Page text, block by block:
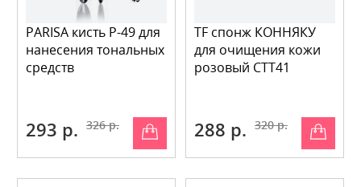
PARISA кисть P-49 для
нанесения тональных
средств
293 р. 326 р.
TF спонж КОННЯКУ
для очищения кожи
розовый СТТ41
288 р. 320 р.